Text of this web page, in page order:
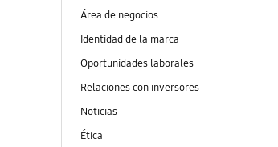
Área de negocios
Identidad de la marca
Oportunidades laborales
Relaciones con inversores
Noticias
Ética